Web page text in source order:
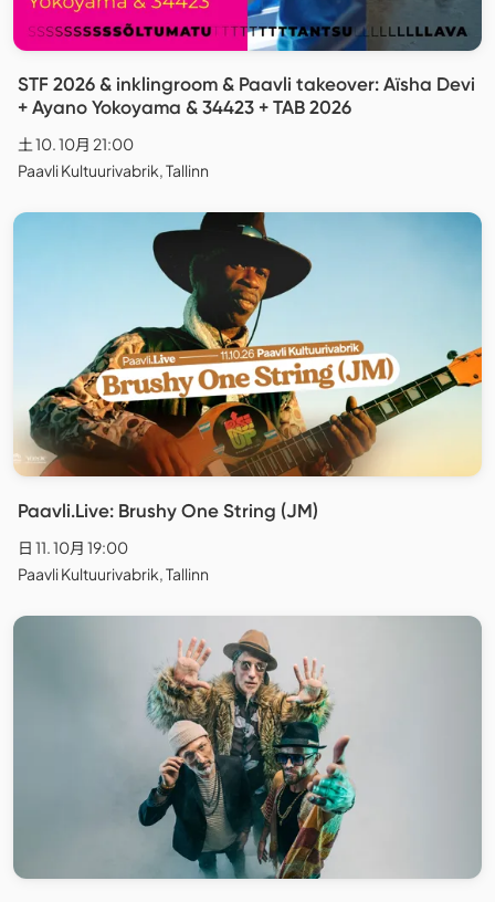
STF 2026 & inklingroom & Paavli takeover: Aïsha Devi
+ Ayano Yokoyama & 34423 + TAB 2026
土 10. 10月 21:00
Paavli Kultuurivabrik, Tallinn
Paavli.Live: Brushy One String (JM)
日 11. 10月 19:00
Paavli Kultuurivabrik, Tallinn